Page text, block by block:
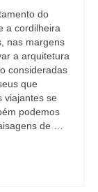
do
a cordilheira
nas margens
a arquitetura
consideradas
que
viajantes se
podemos
de …